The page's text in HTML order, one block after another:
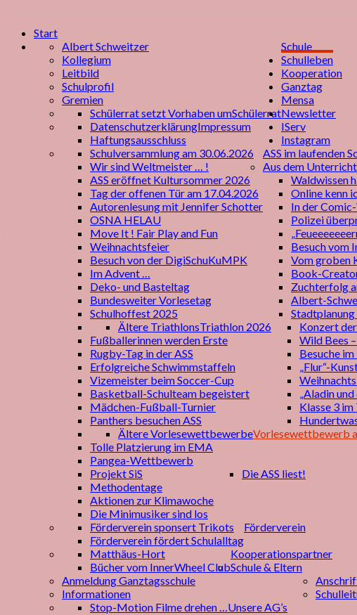
Start
Schule
Albert Schweitzer
Kollegium
Leitbild
Schulprofil
Gremien
Schülerrat
Schülerrat setzt Vorhaben um
Impressum
Datenschutzerklärung
Haftungsausschluss
Schulleben
ASS im laufenden
Schulversammlung am 30.06.2026
Wir sind Weltmeister … !
ASS eröffnet Kultursommer 2026
Tag der offenen Tür am 17.04.2026
Autorenlesung mit Jennifer Schotter
OSNA HELAU
Move It ! Fair Play and Fun
Weihnachtsfeier
Besuch von der DigiSchuKuMPK
Im Advent …
Deko- und Basteltag
Bundesweiter Vorlesetag
Schulhoffest 2025
Aus dem
Waldwissen
Online kenn
In der
Polizei
Besuch vom
Vom groben
Book-
Zuchterfolg
Albert-
Triathlon 2026
Ältere Triathlons
Fußballerinnen werden Erste
Rugby-Tag in der ASS
Erfolgreiche Schwimmstaffeln
Vizemeister beim Soccer-Cup
Basketball-Schulteam begeistert
Mädchen-Fußball-Turnier
Panthers besuchen ASS
Konzert
Wild Bees
Besuche
„Flur“-
„Aladin
Klasse 3
Vorlesewettbewerb
Ältere Vorlesewettbewerbe
Tolle Platzierung im EMA
Pangea-Wettbewerb
Projekt SiS
Methodentage
Aktionen zur Klimawoche
Die Minimusiker sind los
Die ASS liest!
Kooperation
Förderverein
Förderverein sponsert Trikots
Förderverein fördert Schulalltag
Kooperationspartner
Matthäus-Hort
Bücher vom InnerWheel ClubSchule & Eltern
Ganztag
Anmeldung Ganztagsschule
Informationen
Unsere AG’s
Stop-Motion Filme drehen …
Mensa
Newsletter
IServ
Instagram